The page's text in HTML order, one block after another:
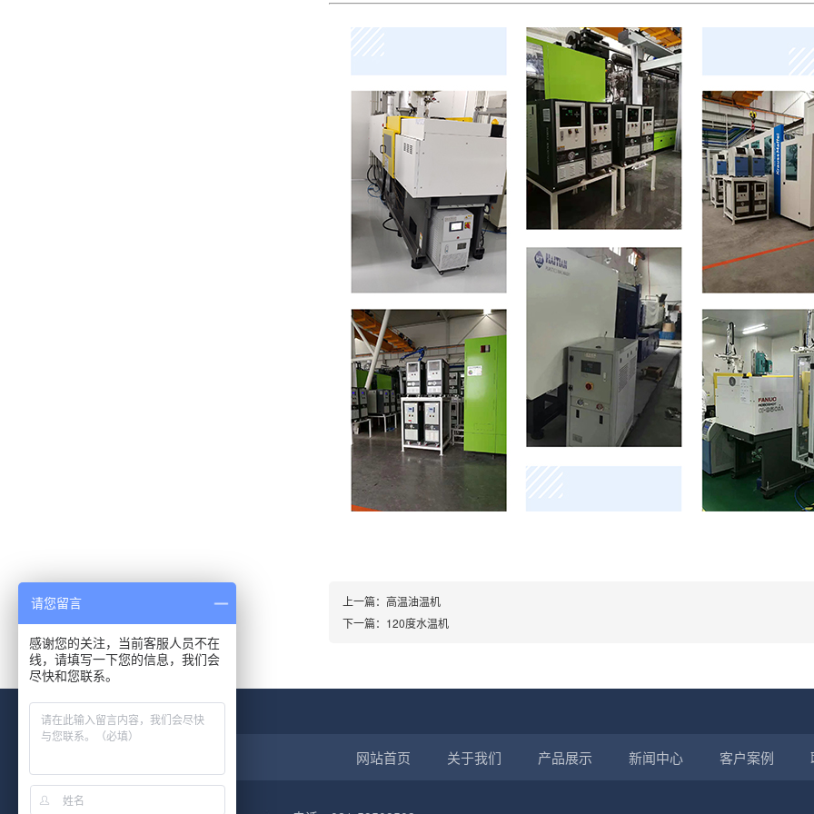
上一篇： 高温油温机
下一篇： 120度水温机
网站首页 关于我们 产品展示 新闻中心 客户案例
请您留言
感谢您的关注，当前客服人员不在
线，请填写一下您的信息，我们会
尽快和您联系。